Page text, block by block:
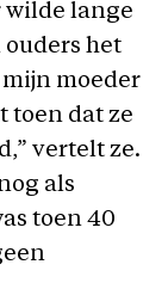
wilde lange
het
moeder
toen dat ze
vertelt ze.
als
toen 40